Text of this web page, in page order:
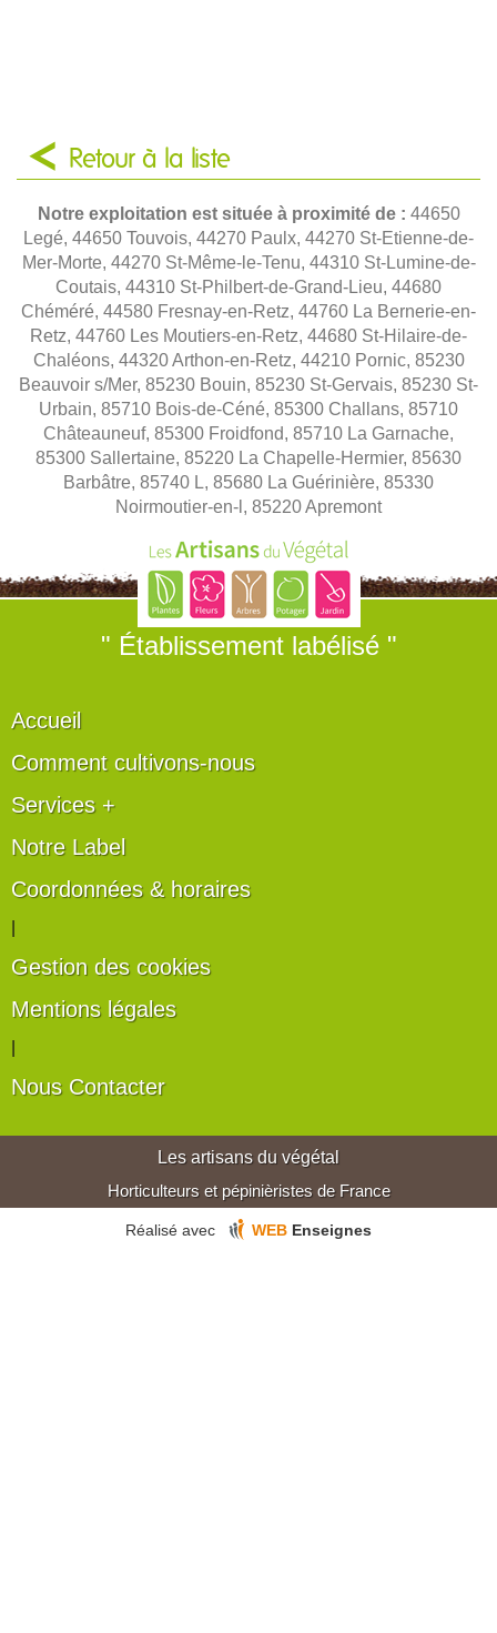
Retour à la liste
Notre exploitation est située à proximité de : 44650
Legé, 44650 Touvois, 44270 Paulx, 44270 St-Etienne-de-
Mer-Morte, 44270 St-Même-le-Tenu, 44310 St-Lumine-de-
Coutais, 44310 St-Philbert-de-Grand-Lieu, 44680
Chéméré, 44580 Fresnay-en-Retz, 44760 La Bernerie-en-
Retz, 44760 Les Moutiers-en-Retz, 44680 St-Hilaire-de-
Chaléons, 44320 Arthon-en-Retz, 44210 Pornic, 85230
Beauvoir s/Mer, 85230 Bouin, 85230 St-Gervais, 85230 St-
Urbain, 85710 Bois-de-Céné, 85300 Challans, 85710
Châteauneuf, 85300 Froidfond, 85710 La Garnache,
85300 Sallertaine, 85220 La Chapelle-Hermier, 85630
Barbâtre, 85740 L, 85680 La Guérinière, 85330
Noirmoutier-en-l, 85220 Apremont
" Établissement labélisé "
Accueil
Comment cultivons-nous
Services +
Notre Label
Coordonnées & horaires
Gestion des cookies
Mentions légales
Nous Contacter
Les artisans du végétal
Horticulteurs et pépinièristes de France
Réalisé avec WEB Enseignes